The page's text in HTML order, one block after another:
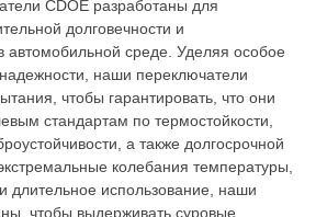
CDOE разработаны для
долговечности и
автомобильной среде. Уделяя особое
наши переключатели
чтобы гарантировать, что они
стандартам по термостойкости,
а также долгосрочной
колебания температуры,
длительное использование, наши
чтобы выдерживать суровые